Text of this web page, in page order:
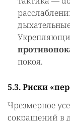
покоя.
5.3. Риски
Чрезмерное
сокращений в